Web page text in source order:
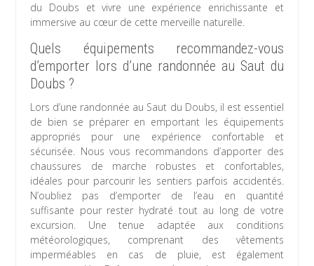
du Doubs et vivre une expérience enrichissante et
immersive au cœur de cette merveille naturelle.
Quels équipements recommandez-vous
d’emporter lors d’une randonnée au Saut du
Doubs ?
Lors d’une randonnée au Saut du Doubs, il est essentiel
de bien se préparer en emportant les équipements
appropriés pour une expérience confortable et
sécurisée. Nous vous recommandons d’apporter des
chaussures de marche robustes et confortables,
idéales pour parcourir les sentiers parfois accidentés.
N’oubliez pas d’emporter de l’eau en quantité
suffisante pour rester hydraté tout au long de votre
excursion. Une tenue adaptée aux conditions
météorologiques, comprenant des vêtements
imperméables en cas de pluie, est également